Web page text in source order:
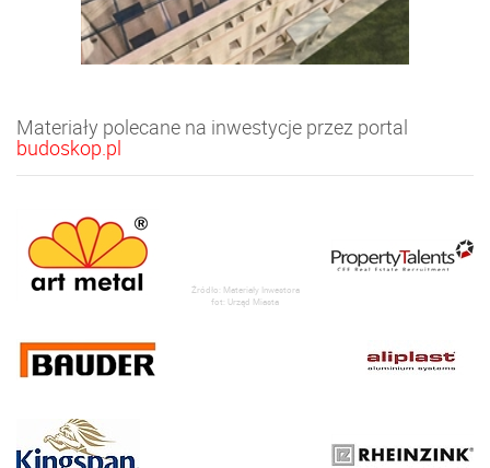
Materiały polecane na inwestycje przez portal
budoskop.pl
Źródło: Materiały Inwestora
fot: Urząd Miasta